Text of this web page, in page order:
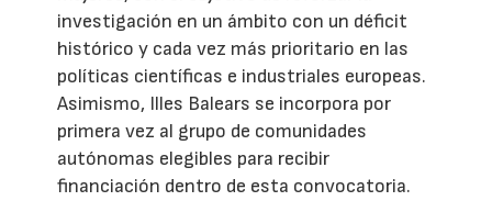
investigación en un ámbito con un déficit
histórico y cada vez más prioritario en las
políticas científicas e industriales europeas.
Asimismo, Illes Balears se incorpora por
primera vez al grupo de comunidades
autónomas elegibles para recibir
financiación dentro de esta convocatoria.